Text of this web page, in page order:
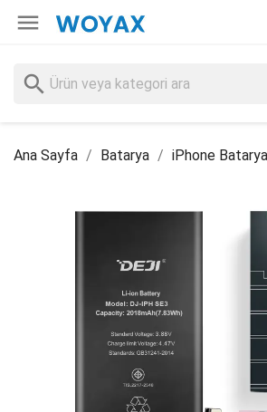

search
Ana Sayfa Batarya iPhone Batarya